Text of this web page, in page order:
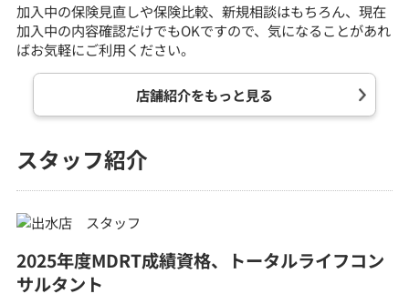
加入中の保険見直しや保険比較、新規相談はもちろん、現在
加入中の内容確認だけでもOKですので、気になることがあれ
ばお気軽にご利用ください。
店舗紹介をもっと見る
スタッフ紹介
2025年度MDRT成績資格、トータルライフコン
サルタント